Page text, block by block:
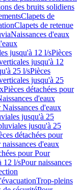
des bruits solidiens
Clapets de
Clapets de retenue
Naissances d'eaux
jusqu'à 12 l/sPièces
jusqu'à 12
25 l/sPièces
jusqu'à 25
Pièces détachées pour
d'eaux
Naissances d'eaux
jusqu'à 25
jusqu'à 25
détachées pour
naissances d'eaux
pour Pour
12 l/sPour naissances
Trop-pleins